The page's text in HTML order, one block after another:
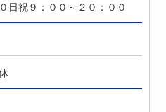
日祝９：００～２０：００